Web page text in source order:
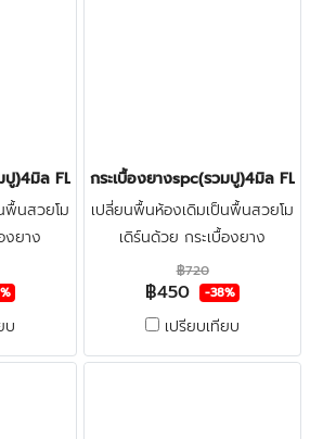
ปู)4มิล FLOOR-PRO CHOCOLATE 450บาท/
พื้นสวยโม
งยาง
PRO +
รีรวมติด
ตั้ง คลิก
บ
กระเบื้องยางspc(รวมปู)4มิล
เปลี่ยนพื้นห้องเดิมเป็นพื้นสวยโม
เดิร์นด้วย กระเบื้องยาง
ลายไม้spc4มิล FLOOR-PRO +
โฟมรองปรับระดับ + ปูฟรีรวมติด
ตั้ง + ตรวจพื้นก่อนติดตั้ง คลิก
฿720
฿450 -38%
เปรียบเทียบ